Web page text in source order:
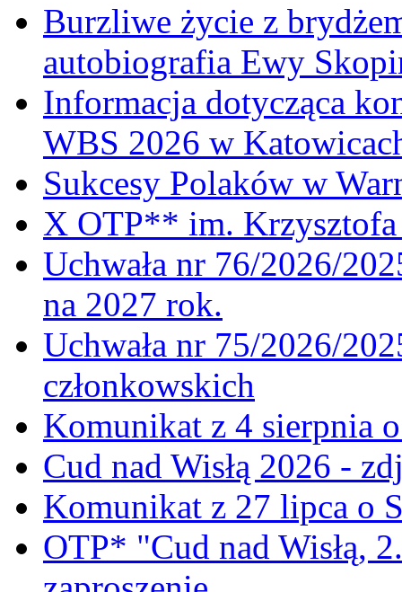
Burzliwe życie z
autobiografia Ewy
Informacja dotycząca
WBS 2026 w
Sukcesy Polaków w
X OTP** im. Krzysztofa
Uchwała nr 76/2026/
na 2027 rok.
Uchwała nr 75/2026/
członkowskich
Komunikat z 4 sierpnia
Cud nad Wisłą 2026 -
Komunikat z 27 lipca o
OTP* "Cud nad Wisłą,